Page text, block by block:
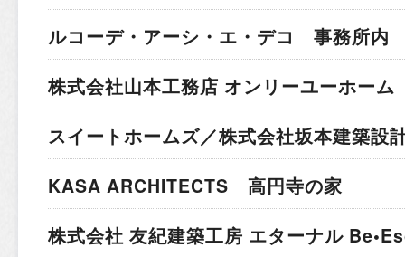
ルコーデ・アーシ・エ・デコ 事務所内
株式会社山本工務店 オンリーユーホー
スイートホームズ／株式会社坂本建築
KASA ARCHITECTS 高円寺の家
株式会社 友紀建築工房 エターナル